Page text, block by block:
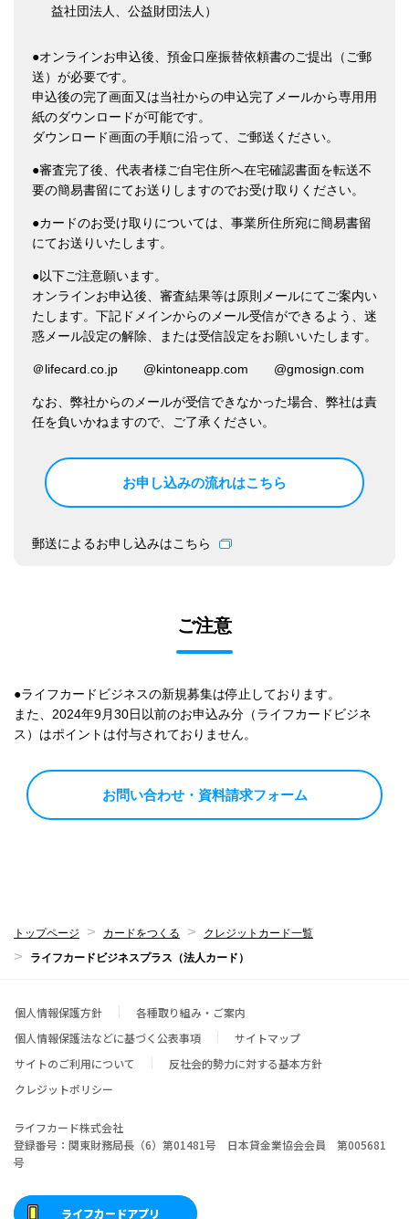
益社団法人、公益財団法人）
●オンラインお申込後、預金口座振替依頼書のご提出（ご郵
送）が必要です。
申込後の完了画面又は当社からの申込完了メールから専用用
紙のダウンロードが可能です。
ダウンロード画面の手順に沿って、ご郵送ください。
●審査完了後、代表者様ご自宅住所へ在宅確認書面を転送不
要の簡易書留にてお送りしますのでお受け取りください。
●カードのお受け取りについては、事業所住所宛に簡易書留
にてお送りいたします。
●以下ご注意願います。
オンラインお申込後、審査結果等は原則メールにてご案内い
たします。下記ドメインからのメール受信ができるよう、 迷
惑メール設定の解除、または受信設定をお願いいたします。
＠lifecard.co.jp @kintoneapp.com @gmosign.com
なお、弊社からのメールが受信できなかった場合、弊社は責
任を負いかねますので、ご了承ください。
お申し込みの流れはこちら
郵送によるお申し込みはこちら
ご注意
●ライフカードビジネスの新規募集は停止しております。
また、2024年9月30日以前のお申込み分（ライフカードビジネ
ス）はポイントは付与されておりません。
お問い合わせ・資料請求フォーム
トップページ カードをつくる
クレジットカード一覧
ライフカードビジネスプラス（法人カード）
個人情報保護方針
各種取り組み・ご案内
個人情報保護法などに基づく公表事項
サイトマップ
サイトのご利用について
反社会的勢力に対する基本方針
クレジットポリシー
ライフカード株式会社
登録番号：関東財務局長（6）第01481号 日本貸金業協会会員 第005681
号
ライフカードアプリ